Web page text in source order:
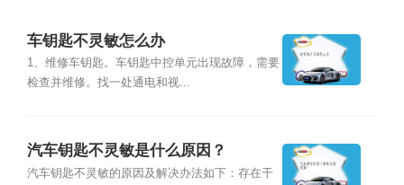
车钥匙不灵敏怎么办
1、维修车钥匙。车钥匙中控单元出现故障，需要
检查并维修。找一处通电和视...
汽车钥匙不灵敏是什么原因？
汽车钥匙不灵敏的原因及解决办法如下：存在干